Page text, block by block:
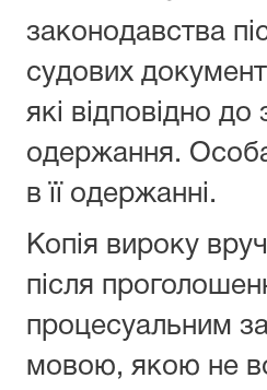
законодавства
судових
які відповідно
одержання.
в її одержанні.
Копія вироку
після
процесуальним
мовою, якою не